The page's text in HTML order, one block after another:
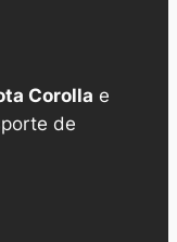
Corolla e
de